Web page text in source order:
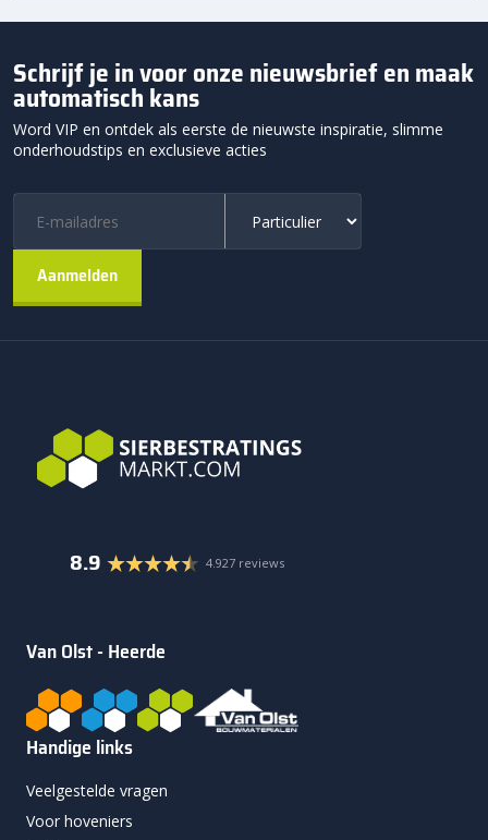
Schrijf je in voor onze nieuwsbrief en maak
automatisch kans
Word VIP en ontdek als eerste de nieuwste inspiratie, slimme
onderhoudstips en exclusieve acties
8.9 4.927 reviews
Van Olst - Heerde
Handige links
Veelgestelde vragen
Voor hoveniers